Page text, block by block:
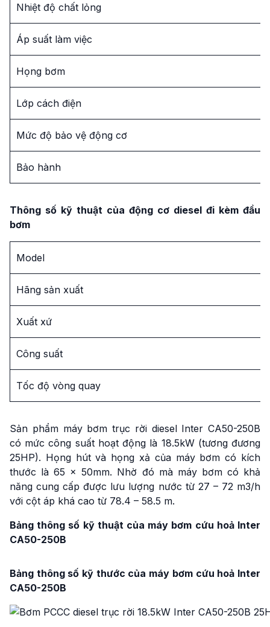
Nhiệt độ chất lỏng
Áp suất làm việc
Họng bơm
Lớp cách điện
Mức độ bảo vệ động cơ
Bảo hành
Thông số kỹ thuật của động cơ diesel đi kèm đầu
bơm
Model
Hãng sản xuất
Xuất xứ
Công suất
Tốc độ vòng quay
Sản phẩm máy bơm trục rời diesel Inter CA50-250B
có mức công suất hoạt động là 18.5kW (tương đương
25HP). Họng hút và họng xả của máy bơm có kích
thước là 65 x 50mm. Nhờ đó mà máy bơm có khả
năng cung cấp được lưu lượng nước từ 27 – 72 m3/h
với cột áp khá cao từ 78.4 – 58.5 m.
Bảng thông số kỹ thuật của máy bơm cứu hoả Inter
CA50-250B
Bảng thông số kỹ thước của máy bơm cứu hoả Inter
CA50-250B